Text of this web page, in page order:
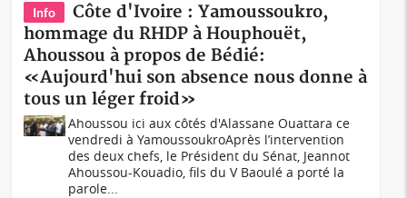
Info
Côte d'Ivoire : Yamoussoukro,
hommage du RHDP à Houphouët,
Ahoussou à propos de Bédié:
«Aujourd'hui son absence nous donne à
tous un léger froid»
Ahoussou ici aux côtés d'Alassane Ouattara ce
vendredi à YamoussoukroAprès l’intervention
des deux chefs, le Président du Sénat, Jeannot
Ahoussou-Kouadio, fils du V Baoulé a porté la
parole...